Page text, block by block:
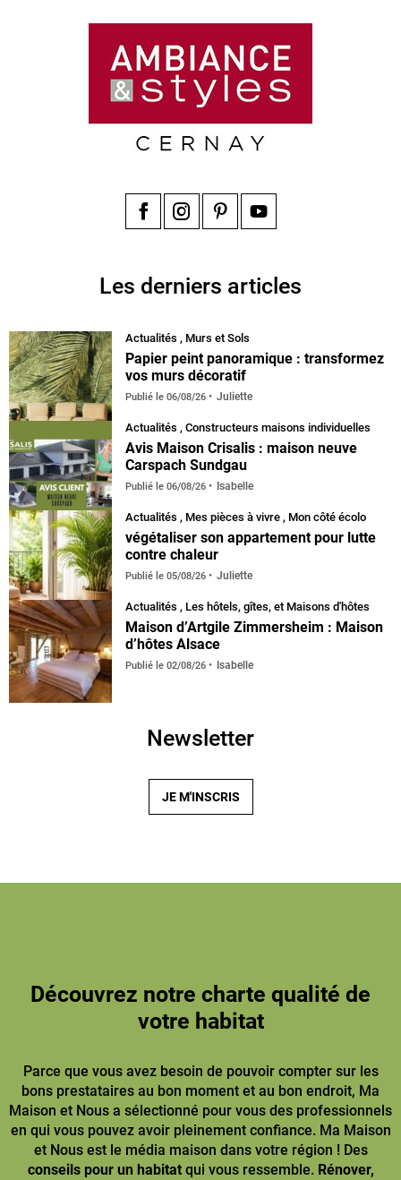
Les derniers articles
Actualités , Murs et Sols
Papier peint panoramique : transformez
vos murs décoratif
Publié le 06/08/26 Juliette
Actualités , Constructeurs maisons individuelles
Avis Maison Crisalis : maison neuve
Carspach Sundgau
Publié le 06/08/26 Isabelle
Actualités , Mes pièces à vivre , Mon côté écolo
végétaliser son appartement pour lutte
contre chaleur
Publié le 05/08/26 Juliette
Actualités , Les hôtels, gîtes, et Maisons d'hôtes
Maison d’Artgile Zimmersheim : Maison
d’hôtes Alsace
Publié le 02/08/26 Isabelle
Newsletter
JE M'INSCRIS
Découvrez notre charte qualité de
votre habitat
Parce que vous avez besoin de pouvoir compter sur les
bons prestataires au bon moment et au bon endroit, Ma
Maison et Nous a sélectionné pour vous des professionnels
en qui vous pouvez avoir pleinement confiance. Ma Maison
et Nous est le média maison dans votre région ! Des
conseils pour un habitatqui vous ressemble. Rénover,